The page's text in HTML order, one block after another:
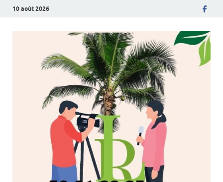
10 août 2026